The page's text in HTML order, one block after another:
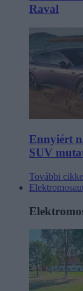
Raval
Ennyiért
SUV
További